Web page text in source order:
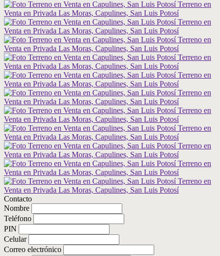
Contacto
Nombre
Teléfono
PIN
Celular
Correo electrónico